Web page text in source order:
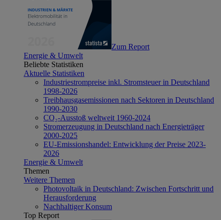
Zum Report
Energie & Umwelt
Beliebte Statistiken
Aktuelle Statistiken
Industriestrompreise inkl. Stromsteuer in Deutschland
1998-2026
Treibhausgasemissionen nach Sektoren in Deutschland
1990-2030
CO₂-Ausstoß weltweit 1960-2024
Stromerzeugung in Deutschland nach Energieträger
2000-2025
EU-Emissionshandel: Entwicklung der Preise 2023-
2026
Energie & Umwelt
Themen
Weitere Themen
Photovoltaik in Deutschland: Zwischen Fortschritt und
Herausforderung
Nachhaltiger Konsum
Top Report